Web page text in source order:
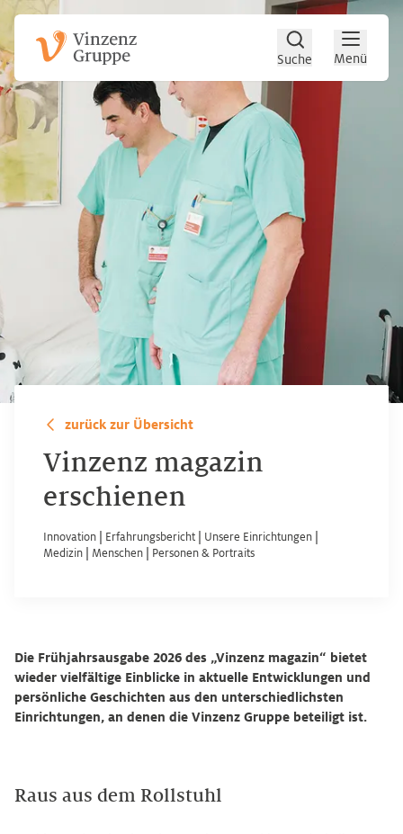
Zum Hauptinhalt
Zum Footer
Suche Menü
zurück zur Übersicht
Vinzenz magazin
erschienen
Innovation Erfahrungsbericht Unsere Einrichtungen
Medizin
Menschen Personen & Portraits
Die Frühjahrsausgabe 2026 des „Vinzenz magazin“ bietet
wieder vielfältige Einblicke in aktuelle Entwicklungen und
persönliche Geschichten aus den unterschiedlichsten
Einrichtungen, an denen die Vinzenz Gruppe beteiligt ist.
Raus aus dem Rollstuhl